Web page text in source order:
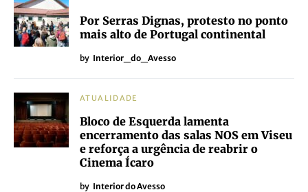
Por Serras Dignas, protesto no ponto
mais alto de Portugal continental
by Interior_do_Avesso
ATUALIDADE
Bloco de Esquerda lamenta
encerramento das salas NOS em Viseu
e reforça a urgência de reabrir o
Cinema Ícaro
by Interior do Avesso